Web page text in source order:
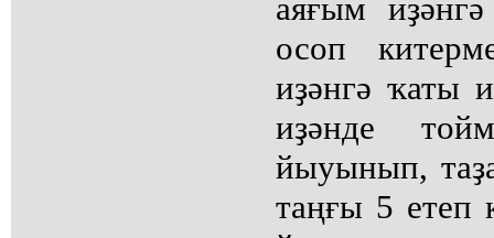
аяғым
осоп
иҙәнгә ҡаты
иҙәнде
йыуынып,
таңғы 5 етеп